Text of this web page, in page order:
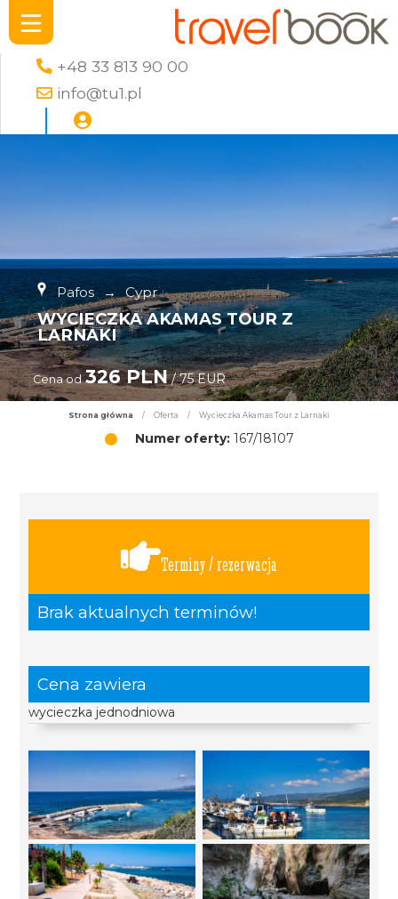
+48 33 813 90 00
info@tu1.pl
Pafos → Cypr
WYCIECZKA AKAMAS TOUR Z
LARNAKI
Cena od 326 PLN/ 75 EUR
Strona główna / Oferta / Wycieczka Akamas Tour z Larnaki
Numer oferty:167/18107
Terminy / rezerwacja
Brak aktualnych terminów!
Cena zawiera
wycieczka jednodniowa